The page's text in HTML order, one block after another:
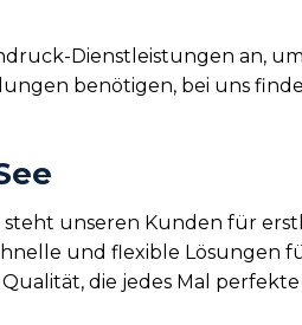
Dienstleistungen an, um
benötigen, bei uns
unseren Kunden für
und flexible Lösungen
die jedes Mal perfekte